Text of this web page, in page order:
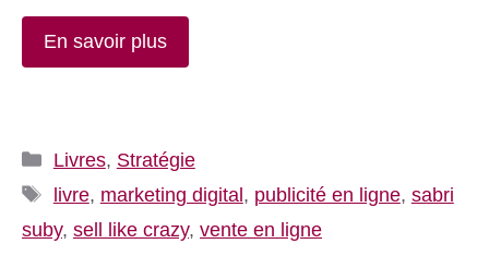
En savoir plus
Catégories
Livres, Stratégie
Étiquettes
livre, marketing digital, publicité en ligne, sabri
suby, sell like crazy, vente en ligne